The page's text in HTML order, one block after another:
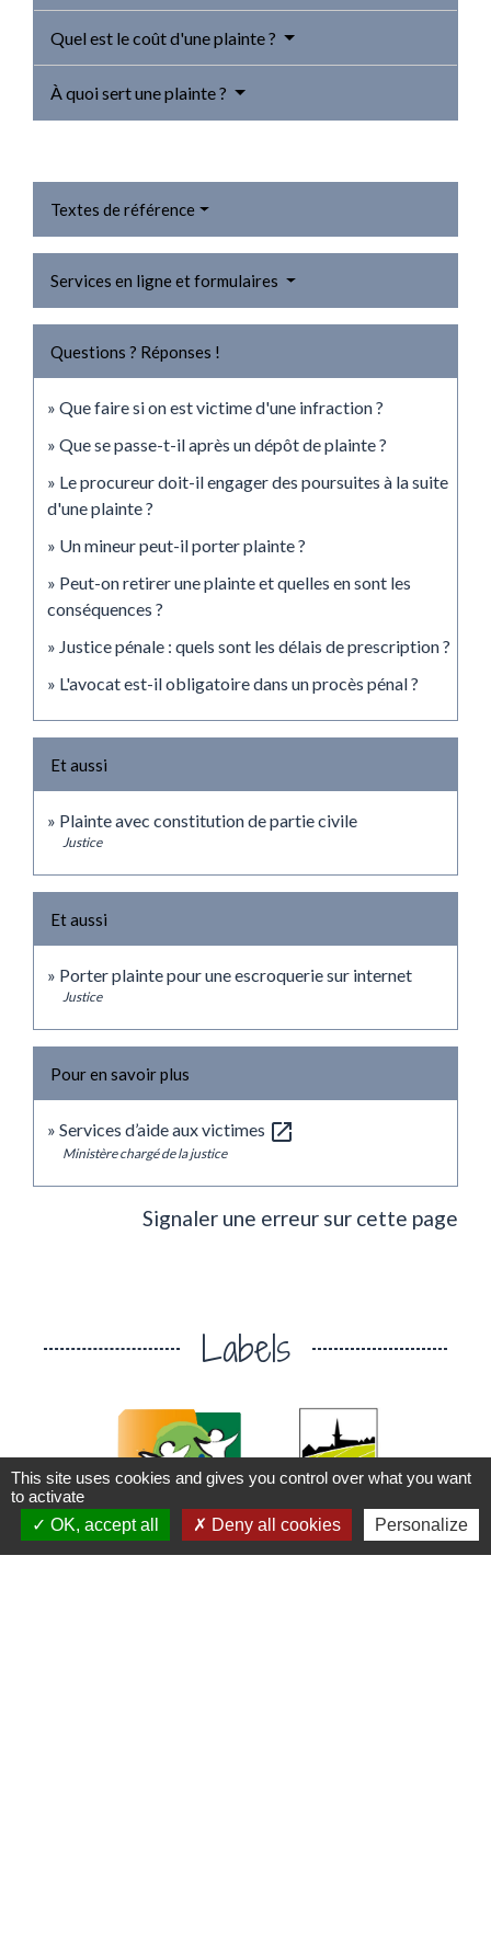
Quel est le coût d'une plainte ?
À quoi sert une plainte ?
Textes de référence
Services en ligne et formulaires
Questions ? Réponses !
Que faire si on est victime d'une infraction ?
Que se passe-t-il après un dépôt de plainte ?
Le procureur doit-il engager des poursuites à la suite
d'une plainte ?
Un mineur peut-il porter plainte ?
Peut-on retirer une plainte et quelles en sont les
conséquences ?
Justice pénale : quels sont les délais de prescription ?
L'avocat est-il obligatoire dans un procès pénal ?
Et aussi
Plainte avec constitution de partie civile
Justice
Et aussi
Porter plainte pour une escroquerie sur internet
Justice
Pour en savoir plus
Services d’aide aux victimes open_in_new
Ministère chargé de la justice
Signaler une erreur sur cette page
Labels
chevron_left chevron_right
This site uses cookies and gives you control over what you want
to activate
OK, accept all
Deny all cookies Personalize